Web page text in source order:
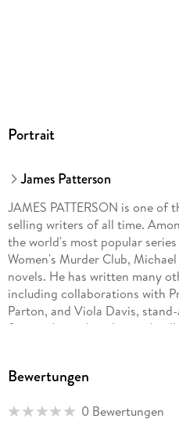
Portrait
James Patterson
JAMES PATTERSON is one
selling writers of all time.
the world's most popular
Women's Murder Club,
novels. He has written many
including collaborations with
Parton, and Viola Davis,
fiction. James has donated
Florida with his family.
Bewertungen
0 Bewertungen